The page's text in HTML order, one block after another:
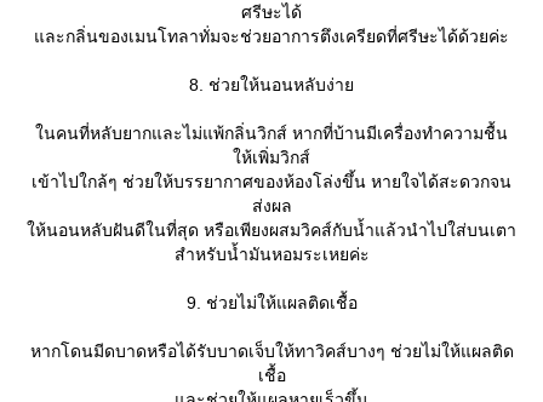
ศรีษะได้
ละกลิ่นของเมนโทลาทั่มจะช่วยอาการตึงเครียดที่ศรีษะได้ด้วยค่ะ
8. ช่วยให้นอนหลับง่า
นคนที่หลับยากและไม่แพ้กลิ่นวิกส์ หากที่บ้านมีเครื่องทำความชื้น
ห้เพิ่มวิกส์
เข้าไปใกล้ๆ ช่วยให้บรรยากาศของห้องโล่งขึ้น หายใจได้สะดวกจน
ส่งผล
ห้นอนหลับฝันดีในที่สุด หรือเพียงผสมวิคส์กับน้ำแล้วนำไปใส่บนเตา
สำหรับน้ำมันหอมระเหยค่ะ
9. ช่วยไม่ให้แผลติดเชื้อ
หากโดนมีดบาดหรือได้รับบาดเจ็บให้ทาวิคส์บางๆ ช่วยไม่ให้แผลติด
เชื้อ